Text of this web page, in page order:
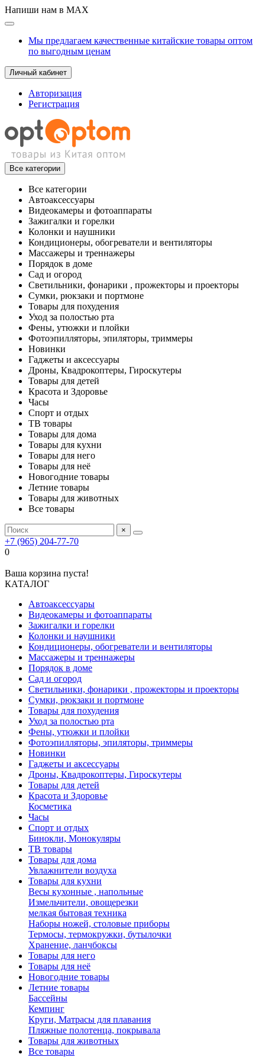
Напиши нам в MAX
Мы предлагаем качественные китайские товары оптом
по выгодным ценам
Личный кабинет
Авторизация
Регистрация
Все категории
Все категории
Автоаксессуары
Видеокамеры и фотоаппараты
Зажигалки и горелки
Колонки и наушники
Кондиционеры, обогреватели и вентиляторы
Массажеры и треннажеры
Порядок в доме
Сад и огород
Светильники, фонарики , прожекторы и проекторы
Сумки, рюкзаки и портмоне
Товары для похудения
Уход за полостью рта
Фены, утюжки и плойки
Фотоэпилляторы, эпиляторы, триммеры
Новинки
Гаджеты и аксессуары
Дроны, Квадрокоптеры, Гироскутеры
Товары для детей
Красота и Здоровье
Часы
Спорт и отдых
ТВ товары
Товары для дома
Товары для кухни
Товары для него
Товары для неё
Новогодние товары
Летние товары
Товары для животных
Все товары
×
+7 (965) 204-77-70
0
Ваша корзина пуста!
КАТАЛОГ
Автоаксессуары
Видеокамеры и фотоаппараты
Зажигалки и горелки
Колонки и наушники
Кондиционеры, обогреватели и вентиляторы
Массажеры и треннажеры
Порядок в доме
Сад и огород
Светильники, фонарики , прожекторы и проекторы
Сумки, рюкзаки и портмоне
Товары для похудения
Уход за полостью рта
Фены, утюжки и плойки
Фотоэпилляторы, эпиляторы, триммеры
Новинки
Гаджеты и аксессуары
Дроны, Квадрокоптеры, Гироскутеры
Товары для детей
Красота и Здоровье
Косметика
Часы
Спорт и отдых
Бинокли, Монокуляры
ТВ товары
Товары для дома
Увлажнители воздуха
Товары для кухни
Весы кухонные , напольные
Измельчители, овощерезки
мелкая бытовая техника
Наборы ножей, столовые приборы
Термосы, термокружки, бутылочки
Хранение, ланчбоксы
Товары для него
Товары для неё
Новогодние товары
Летние товары
Бассейны
Кемпинг
Круги, Матрасы для плавания
Пляжные полотенца, покрывала
Товары для животных
Все товары